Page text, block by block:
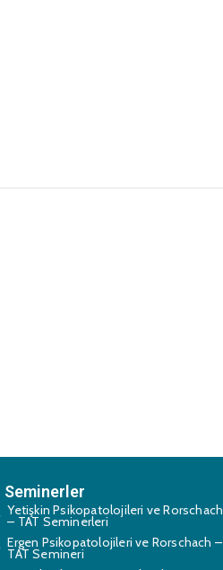
Seminerler
Yetişkin Psikopatolojileri ve Rorschach
– TAT Seminerleri
Ergen Psikopatolojileri ve Rorschach –
TAT Semineri